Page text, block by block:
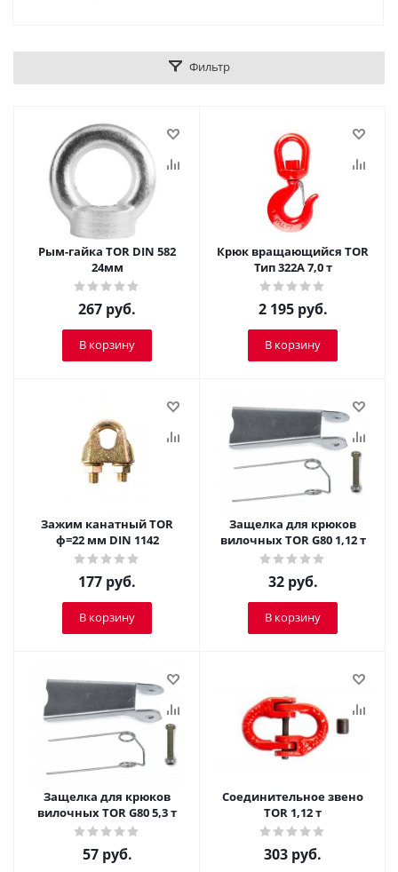
Фильтр
Рым-гайка TOR DIN 582
24мм
267 руб.
В корзину
Крюк вращающийся TOR
Тип 322А 7,0 т
2 195руб.
В корзину
Зажим канатный TOR
ф=22 мм DIN 1142
177 руб.
В корзину
Защелка для крюков
вилочных TOR G80 1,12 т
32руб.
В корзину
Защелка для крюков
вилочных TOR G80 5,3 т
57руб.
Соединительное звено
TOR 1,12 т
303 руб.